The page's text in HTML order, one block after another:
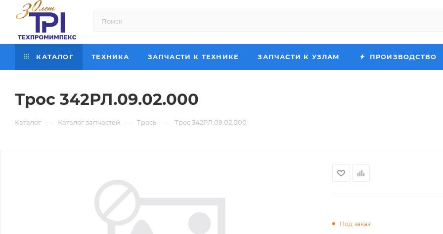
КАТАЛОГ ТЕХНИКА ЗАПЧАСТИ К ТЕХНИКЕ ЗАПЧАСТИ К УЗЛАМ ПРОИЗВОДСТВО
Трос 342РЛ.09.02.000
Каталог — Каталог запчастей — Тросы — Трос 342РЛ.09.02.000
Под заказ